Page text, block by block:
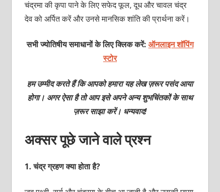
चंद्रमा की कृपा पाने के लिए सफेद फूल, दूध और चावल चंद्र
देव को अर्पित करें और उनसे मानसिक शांति की प्रार्थना करें।
सभी ज्योतिषीय समाधानों के लिए क्लिक करें: ऑनलाइन शॉपिंग
स्टोर
हम उम्मीद करते हैं कि आपको हमारा यह लेख ज़रूर पसंद आया
होगा। अगर ऐसा है तो आप इसे अपने अन्य शुभचिंतकों के साथ
ज़रूर साझा करें। धन्यवाद!
अक्‍सर पूछे जाने वाले प्रश्‍न
1.चंद्र ग्रहण क्या होता है?